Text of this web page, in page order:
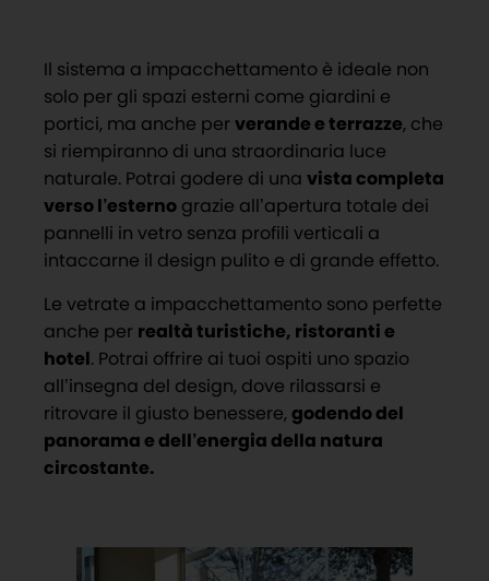
Il sistema a impacchettamento è ideale non
solo per gli spazi esterni come giardini e
portici, ma anche per verande e terrazze, che
si riempiranno di una straordinaria luce
naturale. Potrai godere di una vista completa
verso l’esterno grazie all’apertura totale dei
pannelli in vetro senza profili verticali a
intaccarne il design pulito e di grande effetto.
Le vetrate a impacchettamento sono perfette
anche per realtà turistiche, ristoranti e
hotel. Potrai offrire ai tuoi ospiti uno spazio
all’insegna del design, dove rilassarsi e
ritrovare il giusto benessere,godendo del
panorama e dell’energia della natura
circostante.